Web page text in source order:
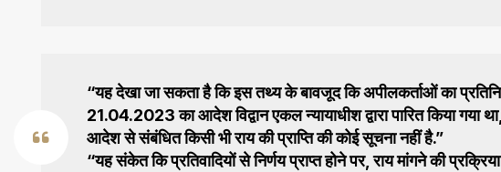
“यह देखा जा सकता है कि इस तथ्य के बावजूद कि अपीलकर्ताओं का
21.04.2023 का आदेश विद्वान एकल न्यायाधीश द्वारा पारित किया
आदेश से संबंधित किसी भी राय की प्राप्ति की कोई सूचना नहीं है.”
“यह संकेत कि प्रतिवादियों से निर्णय प्राप्त होने पर, राय मांगने की